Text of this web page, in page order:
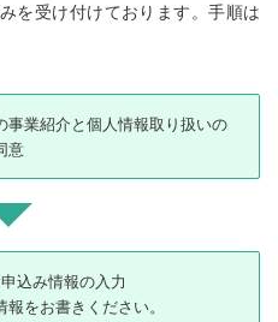
を受け付けております。手順は
業紹介と個人情報取り扱いの
意
込み情報の入力
をお書きください。